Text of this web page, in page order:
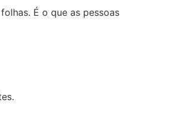
É o que as pessoas